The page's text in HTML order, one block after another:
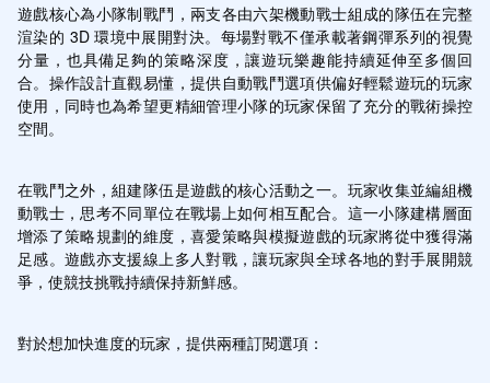
遊戲核心為小隊制戰鬥，兩支各由六架機動戰士組成的隊伍在完整
渲染的 3D 環境中展開對決。每場對戰不僅承載著鋼彈系列的視覺
分量，也具備足夠的策略深度，讓遊玩樂趣能持續延伸至多個回
合。操作設計直觀易懂，提供自動戰鬥選項供偏好輕鬆遊玩的玩家
使用，同時也為希望更精細管理小隊的玩家保留了充分的戰術操控
空間。
在戰鬥之外，組建隊伍是遊戲的核心活動之一。玩家收集並編組機
動戰士，思考不同單位在戰場上如何相互配合。這一小隊建構層面
增添了策略規劃的維度，喜愛策略與模擬遊戲的玩家將從中獲得滿
足感。遊戲亦支援線上多人對戰，讓玩家與全球各地的對手展開競
爭，使競技挑戰持續保持新鮮感。
對於想加快進度的玩家，提供兩種訂閱選項：